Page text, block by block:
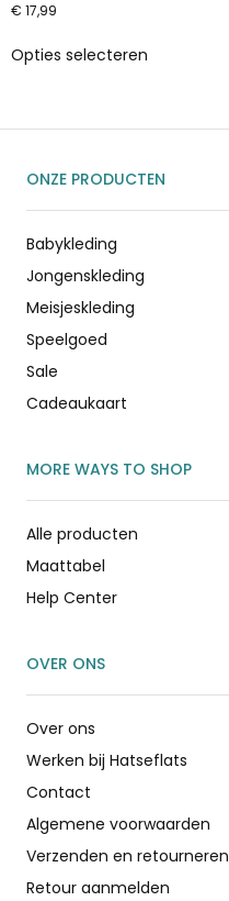
€ 17,99
Opties selecteren
ONZE PRODUCTEN
Babykleding
Jongenskleding
Meisjeskleding
Speelgoed
Sale
Cadeaukaart
MORE WAYS TO SHOP
Alle producten
Maattabel
Help Center
OVER ONS
Over ons
Werken bij Hatseflats
Contact
Algemene voorwaarden
Verzenden en retourneren
Retour aanmelden